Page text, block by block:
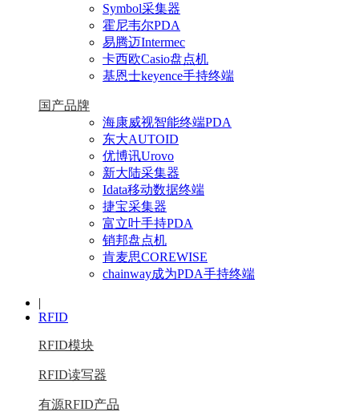
Symbol采集器
霍尼韦尔PDA
易腾迈Intermec
卡西欧Casio盘点机
基恩士keyence手持终端
国产品牌
海康威视智能终端PDA
东大AUTOID
优博讯Urovo
新大陆采集器
Idata移动数据终端
捷宝采集器
富立叶手持PDA
销邦盘点机
肯麦思COREWISE
chainway成为PDA手持终端
|
RFID
RFID模块
RFID读写器
有源RFID产品